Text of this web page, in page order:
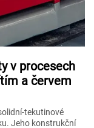
v procesech
a červem
tekutinové
Jeho konstrukční